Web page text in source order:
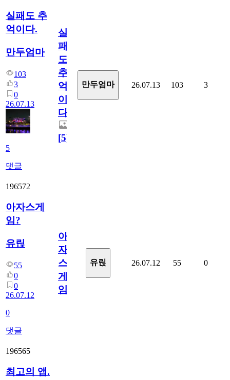
실패도 추
억이다.
만두엄마
103
3
0
26.07.13
5
댓글
실
패
도
추
억
이
다.
[5]
만두엄마 26.07.13 103 3
196572
아자스게
임?
유릱
55
0
0
26.07.12
0
댓글
아
자
스
게
임?
유릱 26.07.12 55 0
196565
최고의 앱.